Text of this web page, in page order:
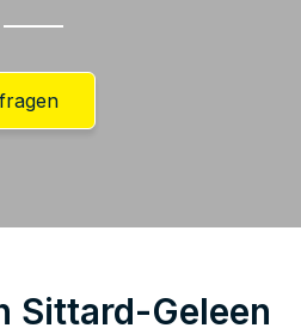
Sittard-Geleen